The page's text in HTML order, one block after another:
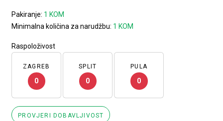
Pakiranje: 1 KOM
Minimalna količina za narudžbu: 1 KOM
Raspoloživost
ZAGREB
0
SPLIT
0
PULA
0
PROVJERI DOBAVLJIVOST